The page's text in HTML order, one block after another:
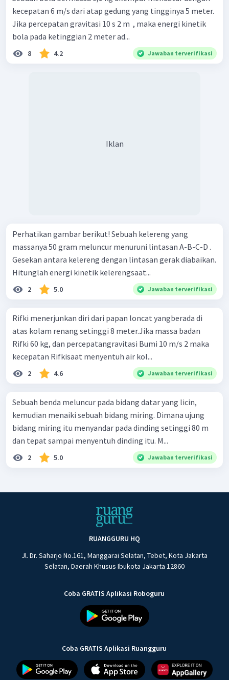
kecepatan 6 m/s dari atap gedung yang tingginya 5 meter.
Jika percepatan gravitasi 10 s 2 m ​ , maka energi kinetik
bola pada ketinggian 2 meter ad...
8 4.2 Jawaban terverifikasi
Iklan
Perhatikan gambar berikut! Sebuah kelereng yang
massanya 50 gram meluncur menuruni lintasan A-B-C-D .
Gesekan antara kelereng dengan lintasan gerak diabaikan.
Hitunglah energi kinetik kelerengsaat...
2 5.0 Jawaban terverifikasi
Rifki menerjunkan diri dari papan loncat yangberada di
atas kolam renang setinggi 8 meter.Jika massa badan
Rifki 60 kg, dan percepatangravitasi Bumi 10 m/s 2 maka
kecepatan Rifkisaat menyentuh air kol...
2 4.6 Jawaban terverifikasi
Sebuah benda meluncur pada bidang datar yang licin,
kemudian menaiki sebuah bidang miring. Dimana ujung
bidang miring itu menyandar pada dinding setinggi 80 m
dan tepat sampai menyentuh dinding itu. M...
2 5.0 Jawaban terverifikasi
RUANGGURU HQ
Jl. Dr. Saharjo No.161, Manggarai Selatan, Tebet, Kota Jakarta
Selatan, Daerah Khusus Ibukota Jakarta 12860
Coba GRATIS Aplikasi Roboguru
Coba GRATIS Aplikasi Ruangguru